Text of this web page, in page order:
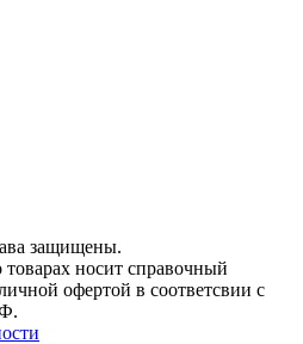
защищены.
носит справочный
офертой в соответсвии с